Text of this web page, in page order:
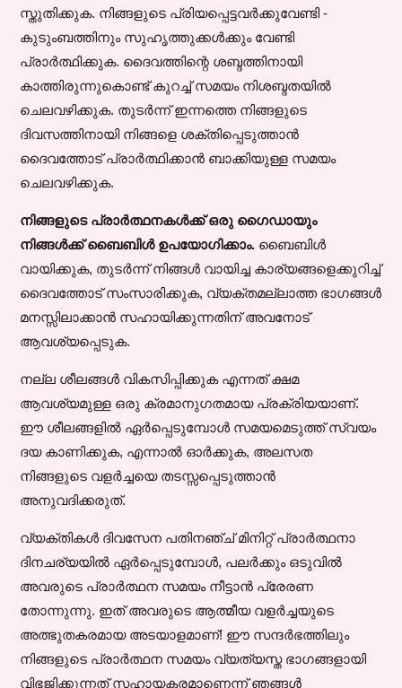
സ്തുതിക്കുക. നിങ്ങളുടെ പ്രിയപ്പെട്ടവർക്കുവേണ്ടി -
കുടുംബത്തിനും സുഹൃത്തുക്കൾക്കും വേണ്ടി
പ്രാർത്ഥിക്കുക. ദൈവത്തിന്റെ ശബ്ദത്തിനായി
കാത്തിരുന്നുകൊണ്ട് കുറച്ച് സമയം നിശബ്ദതയിൽ
ചെലവഴിക്കുക. തുടർന്ന് ഇന്നത്തെ നിങ്ങളുടെ
ദിവസത്തിനായി നിങ്ങളെ ശക്തിപ്പെടുത്താൻ
ദൈവത്തോട് പ്രാർത്ഥിക്കാൻ ബാക്കിയുള്ള സമയം
ചെലവഴിക്കുക.
നിങ്ങളുടെ പ്രാർത്ഥനകൾക്ക് ഒരു ഗൈഡായും
നിങ്ങൾക്ക് ബൈബിൾ ഉപയോഗിക്കാം. ബൈബിൾ
വായിക്കുക, തുടർന്ന് നിങ്ങൾ വായിച്ച കാര്യങ്ങളെക്കുറിച്ച്
ദൈവത്തോട് സംസാരിക്കുക, വ്യക്തമല്ലാത്ത ഭാഗങ്ങൾ
മനസ്സിലാക്കാൻ സഹായിക്കുന്നതിന് അവനോട്
ആവശ്യപ്പെടുക.
നല്ല ശീലങ്ങൾ വികസിപ്പിക്കുക എന്നത് ക്ഷമ
ആവശ്യമുള്ള ഒരു ക്രമാനുഗതമായ പ്രക്രിയയാണ്.
ഈ ശീലങ്ങളിൽ ഏർപ്പെടുമ്പോൾ സമയമെടുത്ത് സ്വയം
ദയ കാണിക്കുക, എന്നാൽ ഓർക്കുക, അലസത
നിങ്ങളുടെ വളർച്ചയെ തടസ്സപ്പെടുത്താൻ
അനുവദിക്കരുത്.
വ്യക്തികൾ ദിവസേന പതിനഞ്ച് മിനിറ്റ് പ്രാർത്ഥനാ
ദിനചര്യയിൽ ഏർപ്പെടുമ്പോൾ, പലർക്കും ഒടുവിൽ
അവരുടെ പ്രാർത്ഥന സമയം നീട്ടാൻ പ്രേരണ
തോന്നുന്നു. ഇത് അവരുടെ ആത്മീയ വളർച്ചയുടെ
അത്ഭുതകരമായ അടയാളമാണ്! ഈ സന്ദർഭത്തിലും
നിങ്ങളുടെ പ്രാർത്ഥന സമയം വ്യത്യസ്ത ഭാഗങ്ങളായി
വിഭജിക്കുന്നത് സഹായകരമാണെന്ന് ഞങ്ങൾ